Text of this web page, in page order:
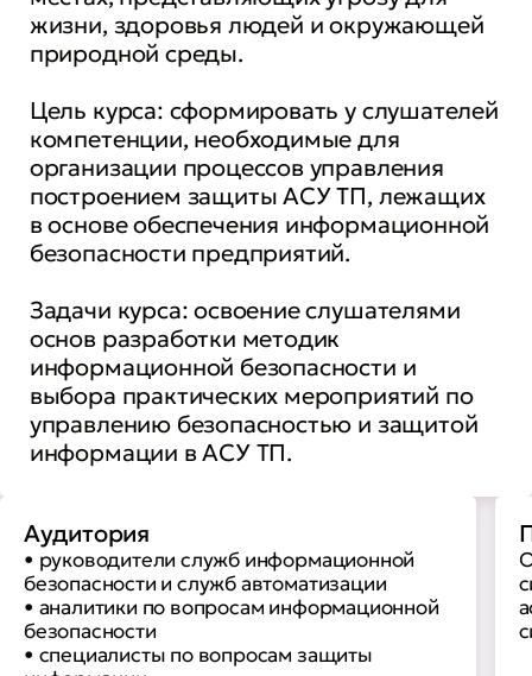
жизни, здоровья людей и окружающей
природной среды.
Цель курса: сформировать у слушателей
компетенции, необходимые для
организации процессов управления
построением защиты АСУ ТП, лежащих
в основе обеспечения информационной
безопасности предприятий.
Задачи курса: освоение слушателями
основ разработки методик
информационной безопасности и
выбора практических мероприятий по
управлению безопасностью и защитой
информации в АСУ ТП.
Аудитория
• руководители служб информационной
безопасности и служб автоматизации
• аналитики по вопросам информационной
безопасности
• специалисты по вопросам защиты